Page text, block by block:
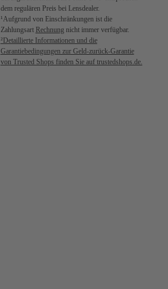
dem regulären Preis bei Lensdealer.
¹Aufgrund von Einschränkungen ist die
Zahlungsart Rechnungnicht immer verfügbar.
²Detaillierte Informationen und die
Garantiebedingungen zur Geld-zurück-Garantie
von Trusted Shops finden Sie auf trustedshops.de.